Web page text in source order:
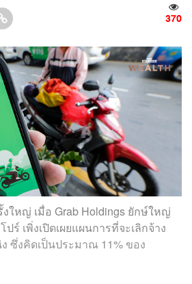
370
ใหญ่ เมื่อ Grab Holdings ยักษ์ใหญ่
ร์ เพิ่งเปิดเผยแผนการที่จะเลิกจ้าง
ซึ่งคิดเป็นประมาณ 11% ของ